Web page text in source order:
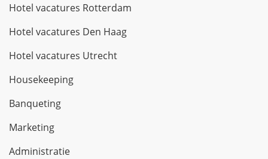
Hotel vacatures Rotterdam
Hotel vacatures Den Haag
Hotel vacatures Utrecht
Housekeeping
Banqueting
Marketing
Administratie